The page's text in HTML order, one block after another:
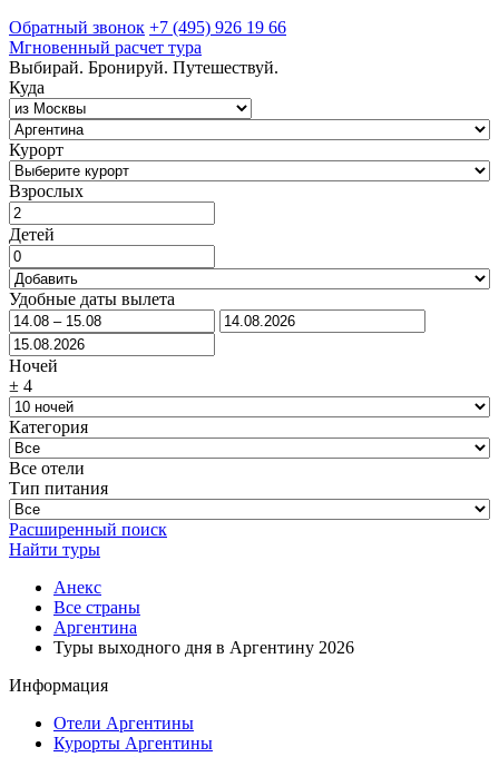
Обратный звонок +7 (495) 926 19 66
Мгновенный расчет тура
Выбирай. Бронируй. Путешествуй.
Куда
Курорт
Взрослых
Детей
Удобные даты вылета
Ночей
± 4
Категория
Все отели
Тип питания
Расширенный поиск
Найти туры
Анекс
Все страны
Аргентина
Туры выходного дня в Аргентину 2026
Информация
Отели Аргентины
Курорты Аргентины